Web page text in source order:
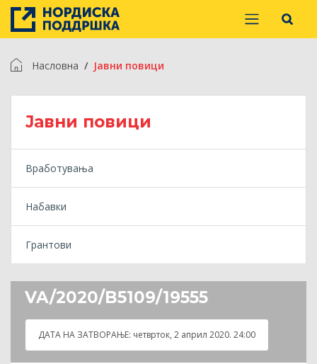
Насловна Jавни повици
Jавни повици
Вработувања
Набавки
Грантови
VA/2020/B5109/19555
ДАТА НА ЗАТВOРАЊЕ: четврток, 2 април 2020. 24:00